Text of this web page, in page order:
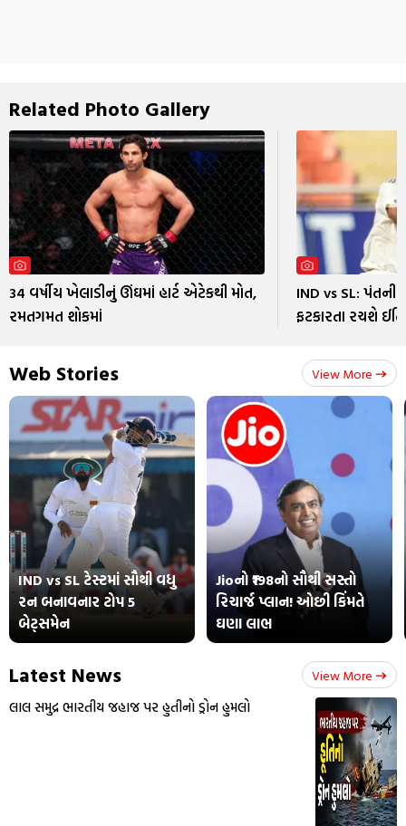
Related Photo Gallery
34 વર્ષીય ખેલાડીનું ઊંઘમાં હાર્ટ એટેકથી મોત,
રમતગમત શોકમાં
IND vs SL: પંતની
ફટકારતા રચશે
Web Stories View More
IND vs SL ટેસ્ટમાં સૌથી વધુ
રન બનાવનાર ટોપ 5
બેટ્સમેન
Jioનો ₹198નો સૌથી સસ્તો
રિચાર્જ પ્લાન! ઓછી કિંમતે
ઘણા લાભ
Latest News View More
લાલ સમુદ્ર ભારતીય જહાજ પર હુતીનો ડ્રોન હુમલો